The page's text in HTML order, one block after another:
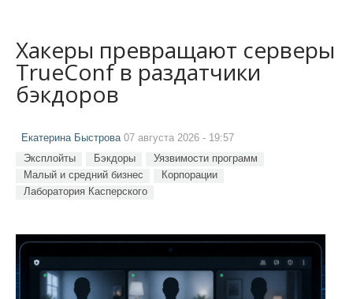
Хакеры превращают серверы
TrueConf в раздатчики
бэкдоров
Екатерина Быстрова07 августа 2026 - 19:57
Эксплойты Бэкдоры
Уязвимости программ
Малый и средний бизнес
Корпорации
Лаборатория Касперского